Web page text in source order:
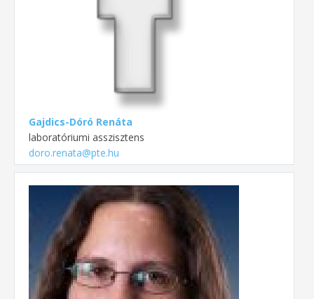
Gajdics-Dóró Renáta
laboratóriumi asszisztens
doro.renata@pte.hu